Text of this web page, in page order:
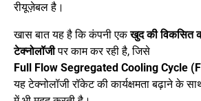
रीयूज़ेबल है।
खास बात यह है कि कंपनी एकखुद की विकसित
टेक्नोलॉजीपर काम कर रही है, जिसे
Full Flow Segregated Cooling Cycle
यह टेक्नोलॉजी रॉकेट की कार्यक्षमता बढ़ाने के